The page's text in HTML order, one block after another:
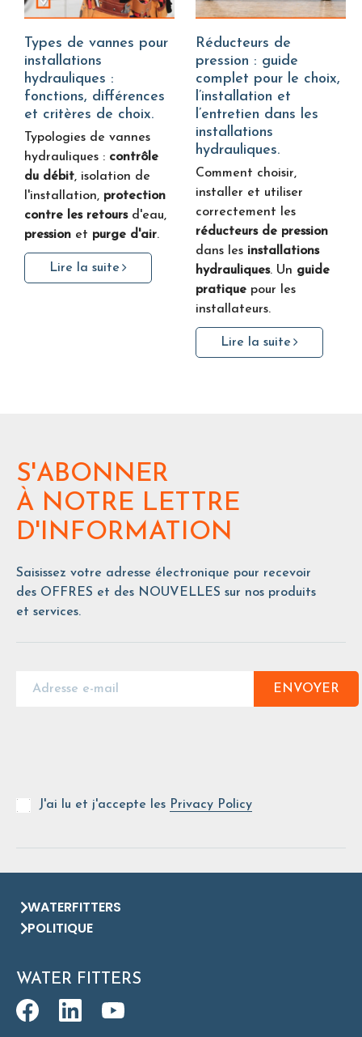
Types de vannes pour
installations
hydrauliques :
fonctions, différences
et critères de choix.
Typologies de vannes
hydrauliques : contrôle
du débit, isolation de
l'installation, protection
contre les retoursd'eau,
pression et purge d'air.
Lire la suite
Réducteurs de
pression : guide
complet pour le choix,
l’installation et
l’entretien dans les
installations
hydrauliques.
Comment choisir,
installer et utiliser
correctement les
réducteurs de pression
dans les installations
hydrauliques. Un guide
pratique pour les
installateurs.
Lire la suite
S'ABONNER
À NOTRE LETTRE
D'INFORMATION
Saisissez votre adresse électronique pour recevoir
des OFFRES et des NOUVELLES sur nos produits
et services.
ENVOYER
J'ai lu et j'accepte les Privacy Policy
WATERFITTERS
POLITIQUE
WATER FITTERS